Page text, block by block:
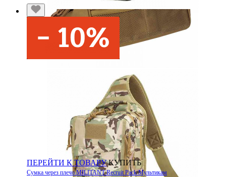
ПЕРЕЙТИ К ТОВАРУ КУПИТЬ
Сумка через плечо MILITANT Recruit Pack Мультикам